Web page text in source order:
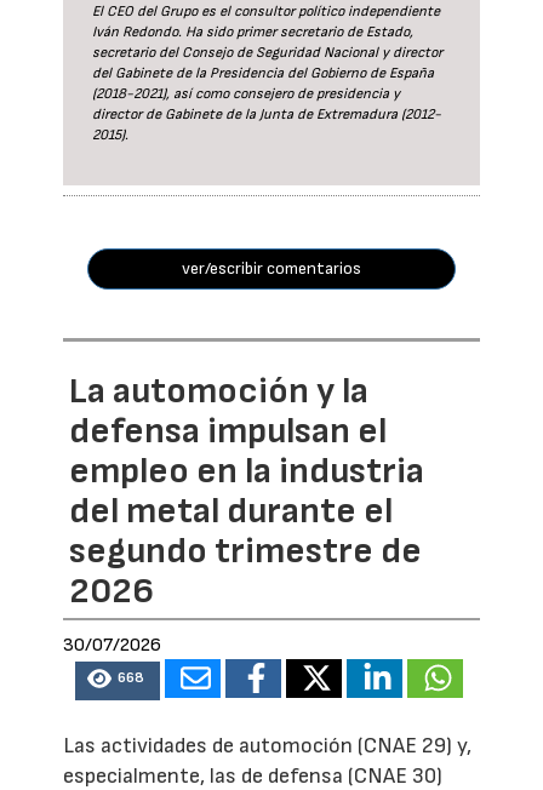
El CEO del Grupo es el consultor político independiente
Iván Redondo. Ha sido primer secretario de Estado,
secretario del Consejo de Seguridad Nacional y director
del Gabinete de la Presidencia del Gobierno de España
(2018-2021), así como consejero de presidencia y
director de Gabinete de la Junta de Extremadura (2012-
2015).
ver/escribir comentarios
La automoción y la
defensa impulsan el
empleo en la industria
del metal durante el
segundo trimestre de
2026
30/07/2026
668
Las actividades de automoción (CNAE 29) y,
especialmente, las de defensa (CNAE 30)